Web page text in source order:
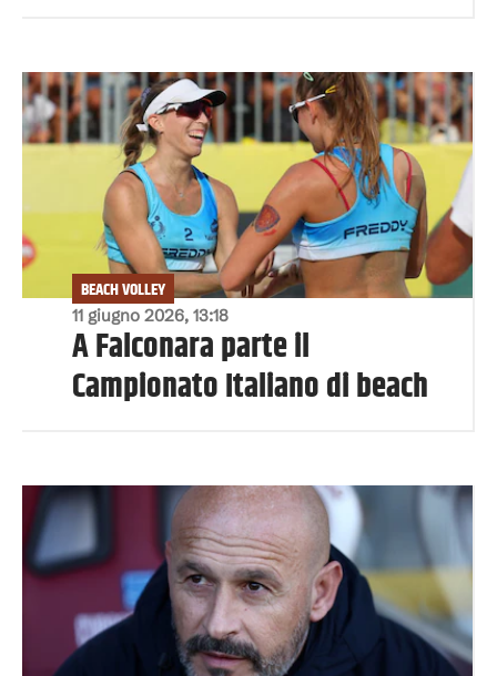
11 giugno 2026, 13:18
BEACH VOLLEY
A Falconara parte il
Campionato Italiano di beach